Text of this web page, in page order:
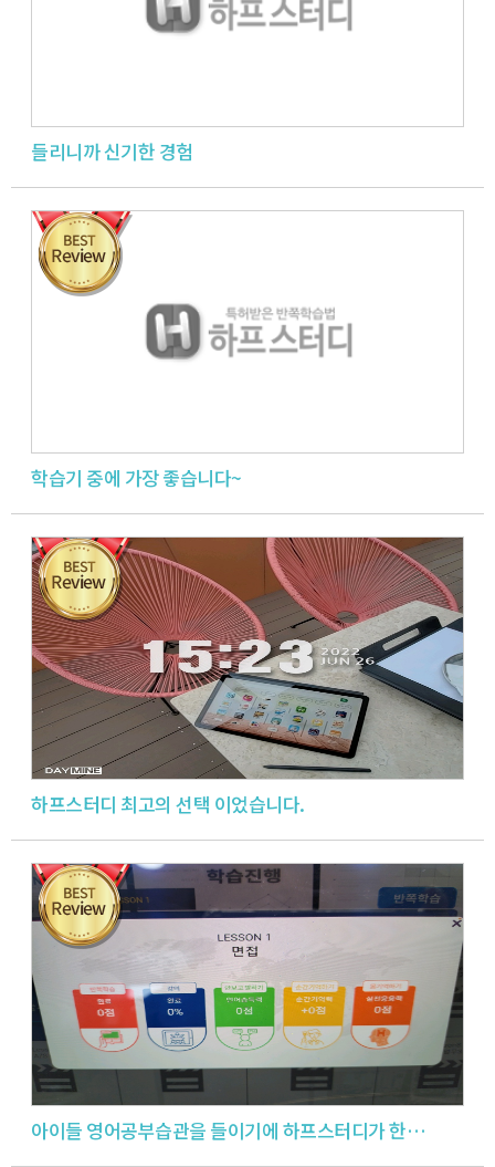
들리니까 신기한 경험
학습기 중에 가장 좋습니다~
하프스터디 최고의 선택 이었습니다.
아이들 영어공부습관을 들이기에 하프스터디가 한몫 했습니다.